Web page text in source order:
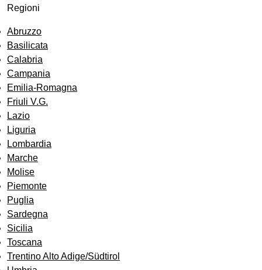
Regioni
Abruzzo
Basilicata
Calabria
Campania
Emilia-Romagna
Friuli V.G.
Lazio
Liguria
Lombardia
Marche
Molise
Piemonte
Puglia
Sardegna
Sicilia
Toscana
Trentino Alto Adige/Südtirol